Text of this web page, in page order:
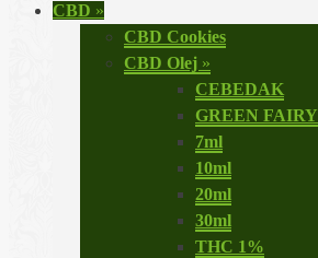
CBD »
CBD Cookies
CBD Olej »
CEBEDAK
GREEN FAIRY
7ml
10ml
20ml
30ml
THC 1%